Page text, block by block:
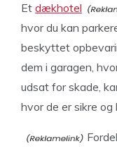
Et dækhotel
hvor du kan
beskyttet
dem i garagen,
udsat for skade,
hvor de er sikre